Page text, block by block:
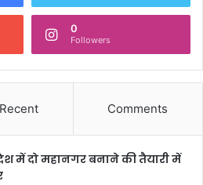
0
Followers
Recent Comments
में दो महानगर बनाने की तैयारी में